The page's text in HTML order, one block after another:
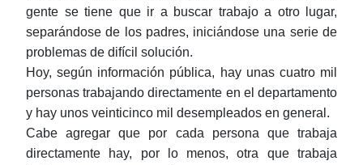
gente se tiene que ir a buscar trabajo a otro lugar,
separándose de los padres, iniciándose una serie de
problemas de difícil solución.
Hoy, según información pública, hay unas cuatro mil
personas trabajando directamente en el departamento
y hay unos veinticinco mil desempleados en general.
Cabe agregar que por cada persona que trabaja
directamente hay, por lo menos, otra que trabaja